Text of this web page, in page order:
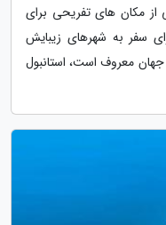
از مکان های تفریحی برای
سفر به شهرهای زیبایش
جهان معروف است، استانبول